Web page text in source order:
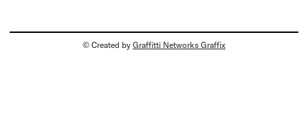
© Created by Graffitti Networks Graffix